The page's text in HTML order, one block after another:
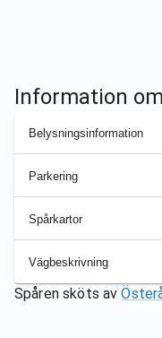
Information
Belysningsinformation
Parkering
Spårkartor
Vägbeskrivning
Spåren sköts av